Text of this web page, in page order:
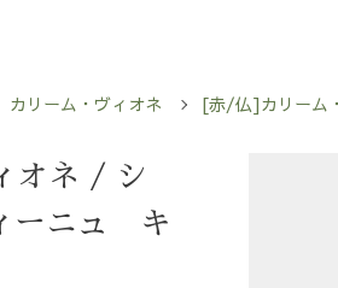
カリーム・ヴィオネ [赤/仏]カリーム
オネ / シ
ーニュ キ